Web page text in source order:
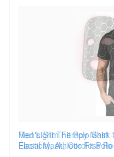
Men's Slim Fit Polo Shirt
Elasticity, Athletic Fit